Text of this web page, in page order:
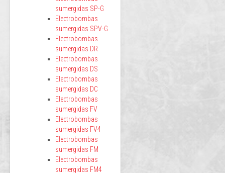
sumergidas SP-G
Electrobombas
sumergidas SPV-G
Electrobombas
sumergidas DR
Electrobombas
sumergidas DS
Electrobombas
sumergidas DC
Electrobombas
sumergidas FV
Electrobombas
sumergidas FV4
Electrobombas
sumergidas FM
Electrobombas
sumergidas FM4